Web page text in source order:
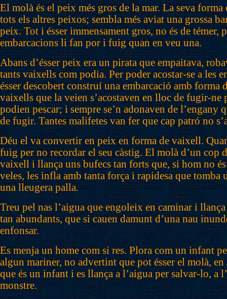
El molà és el peix més gros de la mar. La seva forma
tots els altres peixos; sembla més aviat una grossa
peix. Tot i ésser immensament gros, no és de témer,
embarcacions li fan por i fuig quan en veu una.
Abans d’ésser peix era un pirata que empaitava,
tants vaixells com podia. Per poder acostar-se a les
ésser descobert construí una embarcació amb forma
vaixells que la veien s’acostaven en lloc de fugir-ne
podien pescar; i sempre se’n adonaven de l’engany
de fugir. Tantes malifetes van fer que cap patró no
Déu el va convertir en peix en forma de vaixell.
fuig per no recordar el seu càstig. El molà d’un cop
vaixell i llança uns bufecs tan forts que, si hom no
veles, les infla amb tanta força i rapidesa que tomba
una lleugera palla.
Treu pel nas l’aigua que engoleix en caminar i
tan abundants, que si cauen damunt d’una nau
enfonsar.
Es menja un home com si res. Plora com un infant
algun mariner, no advertint que pot ésser el molà,
que és un infant i es llança a l’aigua per salvar-lo, a
monstre.